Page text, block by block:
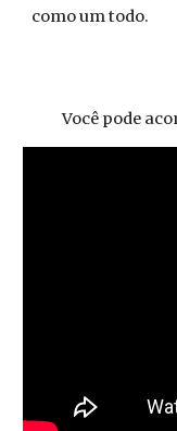
como um todo.
Você pode